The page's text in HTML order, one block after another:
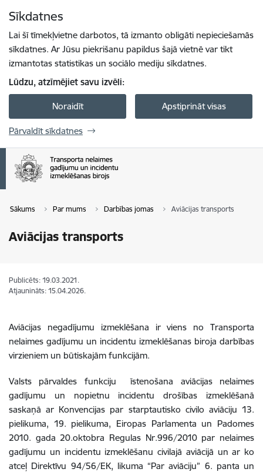
Sīkdatnes
Lai šī tīmekļvietne darbotos, tā izmanto obligāti nepieciešamās
sīkdatnes. Ar Jūsu piekrišanu papildus šajā vietnē var tikt
izmantotas statistikas un sociālo mediju sīkdatnes.
Lūdzu, atzīmējiet savu izvēli:
Noraidīt Apstiprināt visas
Pārvaldīt sīkdatnes
Sākums Par mums Darbības jomas Aviācijas transports
Aviācijas transports
Publicēts: 19.03.2021.
Atjaunināts: 15.04.2026.
Aviācijas negadījumu izmeklēšana ir viens no Transporta
nelaimes gadījumu un incidentu izmeklēšanas biroja darbības
virzieniem un būtiskajām funkcijām.
Valsts pārvaldes funkciju īstenošana aviācijas nelaimes
gadījumu un nopietnu incidentu drošības izmeklēšanā
saskaņā ar Konvencijas par starptautisko civilo aviāciju 13.
pielikuma, 19. pielikuma, Eiropas Parlamenta un Padomes
2010. gada 20.oktobra Regulas Nr.996/2010 par nelaimes
gadījumu un incidentu izmeklēšanu civilajā aviācijā un ar ko
atceļ Direktīvu 94/56/EK, likuma “Par aviāciju” 6. panta un